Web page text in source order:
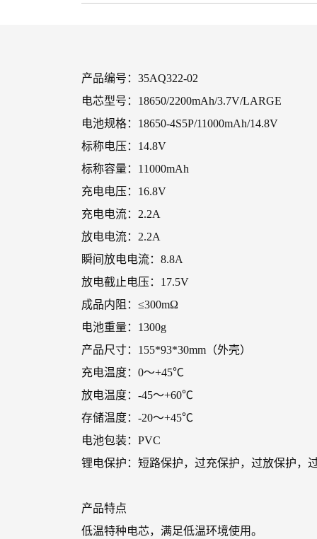
产品编号：35AQ322-02
电芯型号：18650/2200mAh/3.7V/LARGE
电池规格：18650-4S5P/11000mAh/14.8V
标称电压：14.8V
标称容量：11000mAh
充电电压：16.8V
充电电流：2.2A
放电电流：2.2A
瞬间放电电流：8.8A
放电截止电压：17.5V
成品内阻：≤300mΩ
电池重量：1300g
产品尺寸：155*93*30mm（外壳）
充电温度：0～+45℃
放电温度：-45～+60℃
存储温度：-20～+45℃
电池包装：PVC
锂电保护：短路保护，过充保护，过放保护，
产品特点
低温特种电芯，满足低温环境使用。